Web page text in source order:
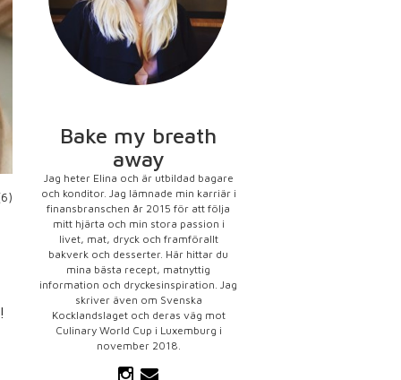
Bake my breath
away
Jag heter Elina och är utbildad bagare
och konditor. Jag lämnade min karriär i
finansbranschen år 2015 för att följa
mitt hjärta och min stora passion i
livet, mat, dryck och framförallt
bakverk och desserter. Här hittar du
mina bästa recept, matnyttig
information och dryckesinspiration. Jag
skriver även om Svenska
Kocklandslaget och deras väg mot
Culinary World Cup i Luxemburg i
november 2018.